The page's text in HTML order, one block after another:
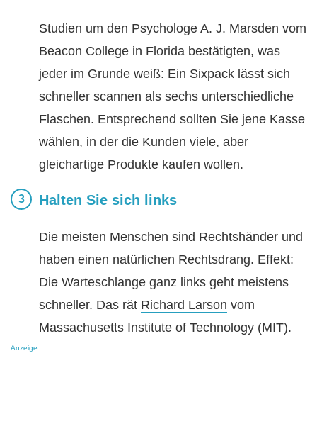
Studien um den Psychologe A. J. Marsden vom
Beacon College in Florida bestätigten, was
jeder im Grunde weiß: Ein Sixpack lässt sich
schneller scannen als sechs unterschiedliche
Flaschen. Entsprechend sollten Sie jene Kasse
wählen, in der die Kunden viele, aber
gleichartige Produkte kaufen wollen.
Halten Sie sich links
Die meisten Menschen sind Rechtshänder und
haben einen natürlichen Rechtsdrang. Effekt:
Die Warteschlange ganz links geht meistens
schneller. Das rät Richard Larson vom
Massachusetts Institute of Technology (MIT).
Anzeige